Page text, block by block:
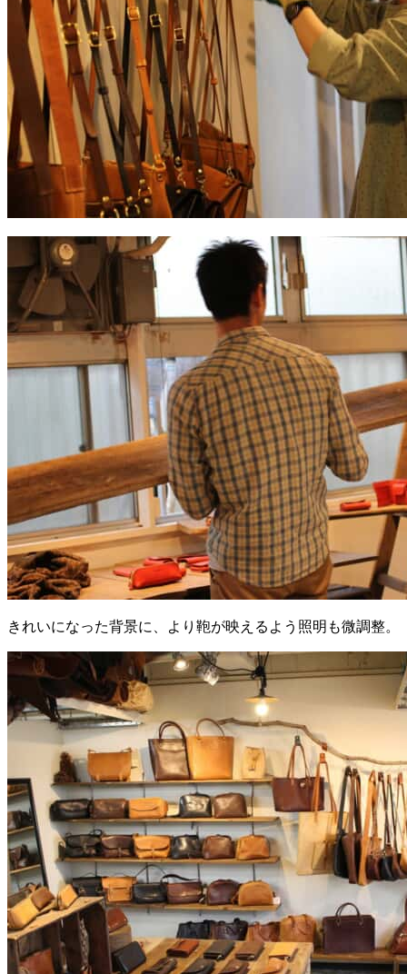
きれいになった背景に、より鞄が映えるよう照明も微調整。